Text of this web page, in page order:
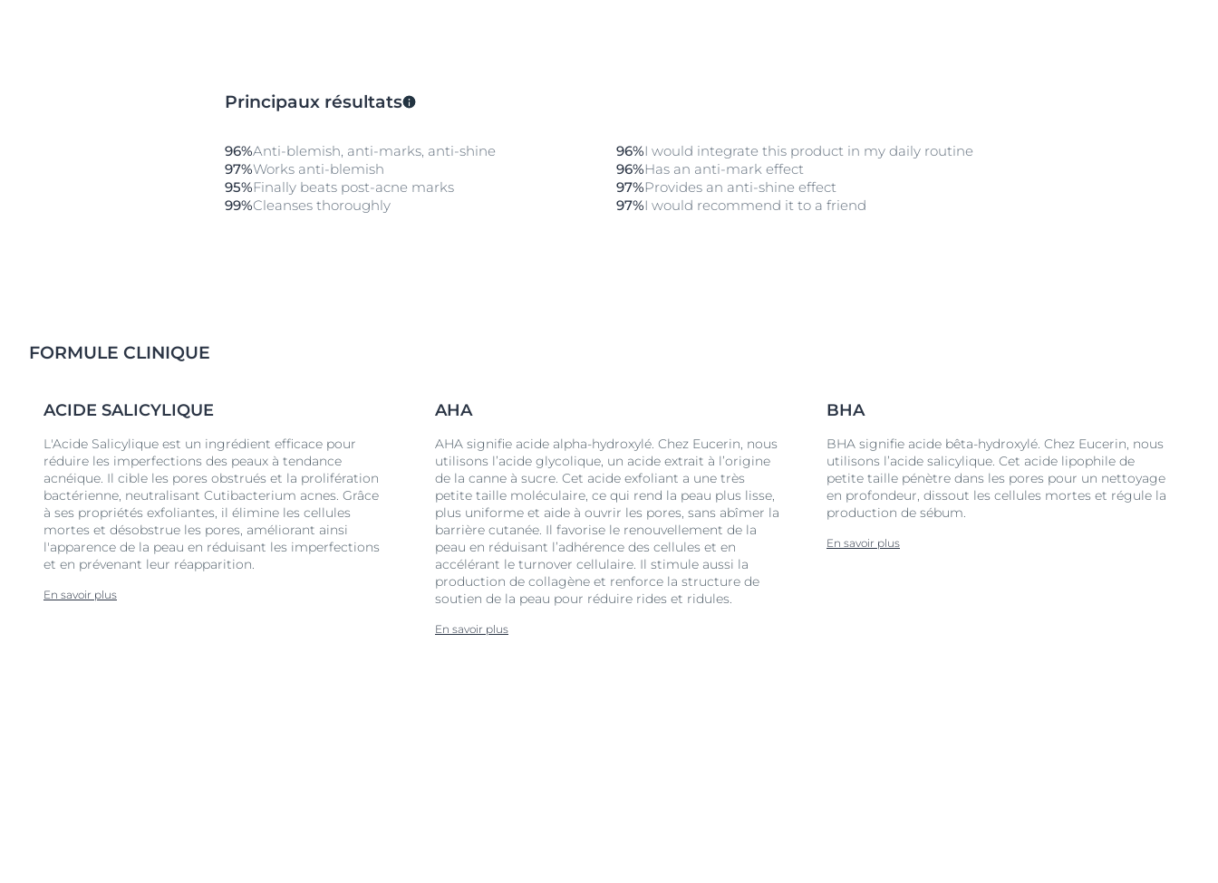
Associé au Sérum Triple Effect et au Fluide SPF 30, le Gel Nettoyant
Triple Effect constitue la routine idéale.
Principaux résultats
96%Anti-blemish, anti-marks, anti-shine 96%I would integrate this product in my daily routine
97%Works anti-blemish 96%Has an anti-mark effect
95%Finally beats post-acne marks 97%Provides an anti-shine effect
99%Cleanses thoroughly 97%I would recommend it to a friend
FORMULE CLINIQUE
ACIDE SALICYLIQUE
L'Acide Salicylique est un ingrédient efficace pour
réduire les imperfections des peaux à tendance
acnéique. Il cible les pores obstrués et la prolifération
bactérienne, neutralisant Cutibacterium acnes. Grâce
à ses propriétés exfoliantes, il élimine les cellules
mortes et désobstrue les pores, améliorant ainsi
l'apparence de la peau en réduisant les imperfections
et en prévenant leur réapparition.
En savoir plus
AHA
AHA signifie acide alpha-hydroxylé. Chez Eucerin, nous
utilisons l’acide glycolique, un acide extrait à l’origine
de la canne à sucre. Cet acide exfoliant a une très
petite taille moléculaire, ce qui rend la peau plus lisse,
plus uniforme et aide à ouvrir les pores, sans abîmer la
barrière cutanée. Il favorise le renouvellement de la
peau en réduisant l’adhérence des cellules et en
accélérant le turnover cellulaire. Il stimule aussi la
production de collagène et renforce la structure de
soutien de la peau pour réduire rides et ridules.
En savoir plus
BHA
BHA signifie acide bêta-hydroxylé. Chez Eucerin, nous
utilisons l’acide salicylique. Cet acide lipophile de
petite taille pénètre dans les pores pour un nettoyage
en profondeur, dissout les cellules mortes et régule la
production de sébum.
En savoir plus